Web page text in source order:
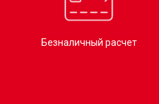
Безналичный расчет